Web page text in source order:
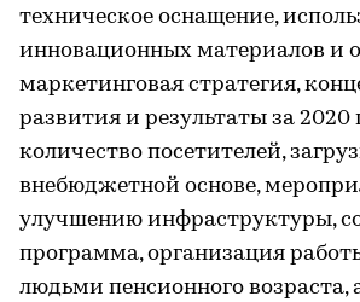
техническое оснащение,
инновационных материалов и
маркетинговая стратегия,
развития и результаты за
количество посетителей,
внебюджетной основе,
улучшению инфраструктуры,
программа, организация
людьми пенсионного возраста,